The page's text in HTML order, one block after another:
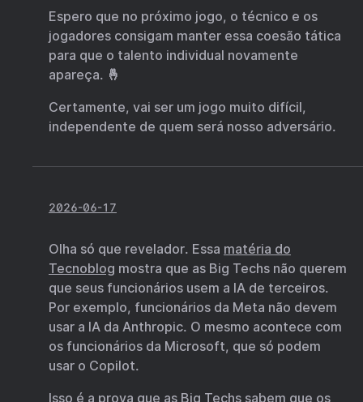
Espero que no próximo jogo, o técnico e os
jogadores consigam manter essa coesão tática
para que o talento individual novamente
apareça. 🤞
Certamente, vai ser um jogo muito difícil,
independente de quem será nosso adversário.
2026-06-17
Olha só que revelador. Essa matéria do
Tecnoblog mostra que as Big Techs não querem
que seus funcionários usem a IA de terceiros.
Por exemplo, funcionários da Meta não devem
usar a IA da Anthropic. O mesmo acontece com
os funcionários da Microsoft, que só podem
usar o Copilot.
Isso é a prova que as Big Techs sabem que os